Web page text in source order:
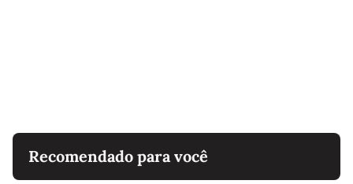
Recomendado para você